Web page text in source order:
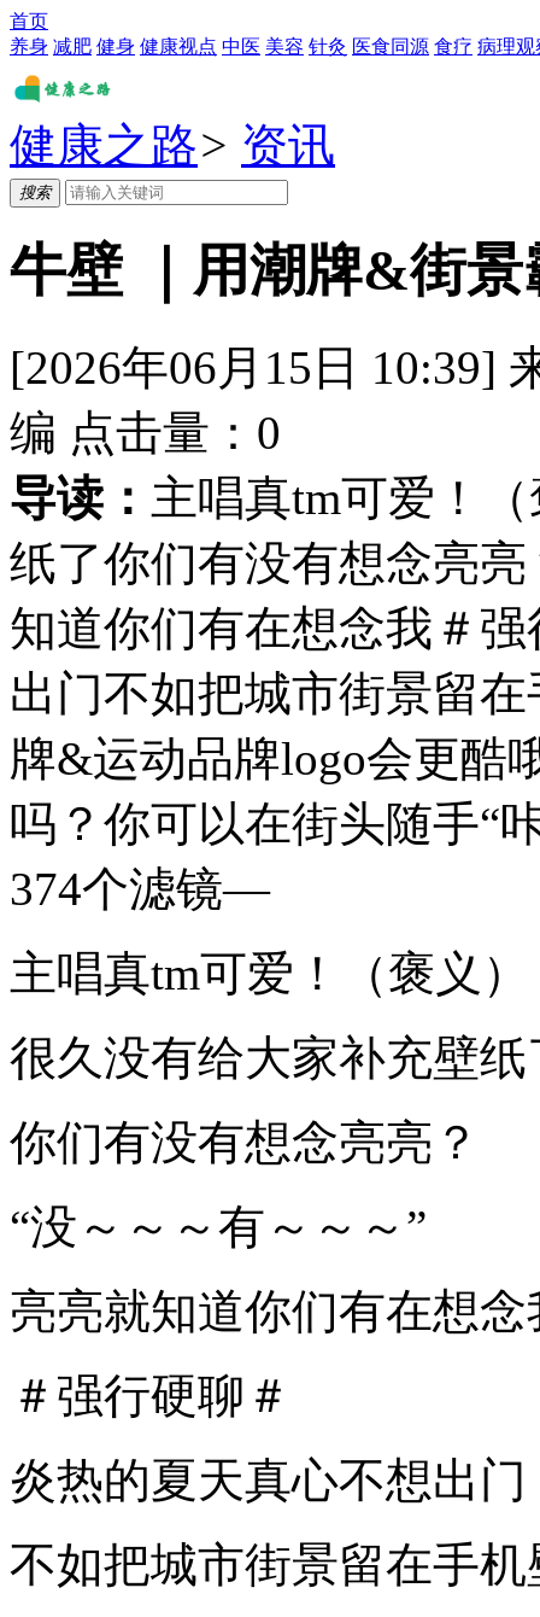
首页
养身 减肥 健身 健康视点 中医 美容 针灸 医食同源 食疗 病理观
健康之路> 资讯
搜索
牛壁 ｜用潮牌&街
[2026年06月15日 10:39]
编 点击量： 0
导读： 主唱真tm可爱！
纸了你们有没有想念亮
知道你们有在想念我＃
出门不如把城市街景留
牌&运动品牌logo会更酷
吗？你可以在街头随手“
374个滤镜—
主唱真tm可爱！（褒义）
很久没有给大家补充壁纸
你们有没有想念亮亮？
“没～～～有～～～”
亮亮就知道你们有在想念
＃强行硬聊＃
炎热的夏天真心不想出门
不如把城市街景留在手机